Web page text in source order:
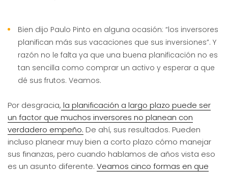
Bien dijo Paulo Pinto en alguna ocasión: “los inversores
planifican más sus vacaciones que sus inversiones”. Y
razón no le falta ya que una buena planificación no es
tan sencilla como comprar un activo y esperar a que
dé sus frutos. Veamos.
Por desgracia, la planificación a largo plazo puede ser
un factor que muchos inversores no planean con
verdadero empeño. De ahí, sus resultados. Pueden
incluso planear muy bien a corto plazo cómo manejar
sus finanzas, pero cuando hablamos de años vista eso
es un asunto diferente. Veamos cinco formas en que